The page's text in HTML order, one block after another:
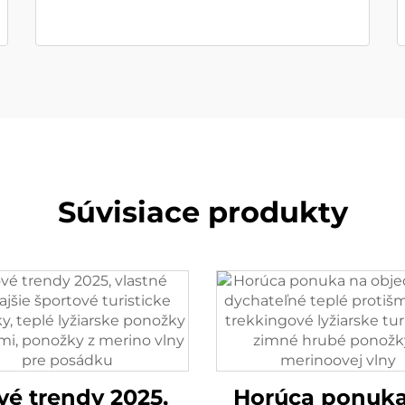
Súvisiace produkty
trendy 2025, Horúca